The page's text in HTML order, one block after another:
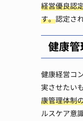
経営優良認
す。認定さ
健康
健康経営コ
実させたい
康管理体制
ルスケア意